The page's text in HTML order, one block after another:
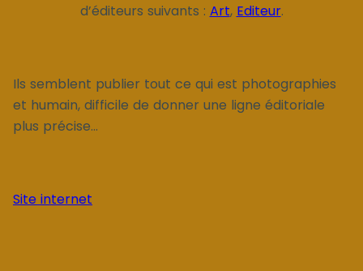
d’éditeurs suivants : Art, Editeur.
Ils semblent publier tout ce qui est photographies
et humain, difficile de donner une ligne éditoriale
plus précise...
Site internet